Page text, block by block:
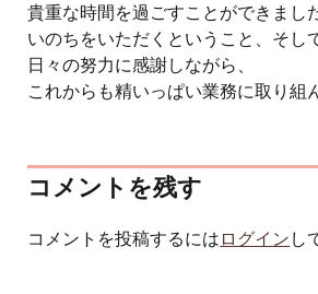
貴重な時間を過ごすことができまし
いのちをいただくということ、そし
日々の努力に感謝しながら、
これからも精いっぱい業務に取り組
コメントを残す
コメントを投稿するには ログイン し